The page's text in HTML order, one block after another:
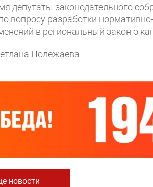
депутаты законодательного
вопросу разработки
в региональный закон о
Полежаева
новости